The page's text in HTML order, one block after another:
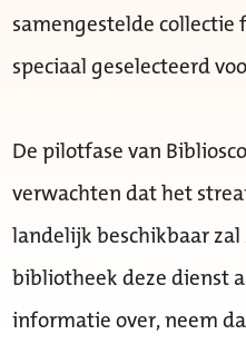
samengestelde
speciaal geselecteerd
De pilotfase van
verwachten dat het
landelijk beschikbaar
bibliotheek deze dienst
informatie over, neem